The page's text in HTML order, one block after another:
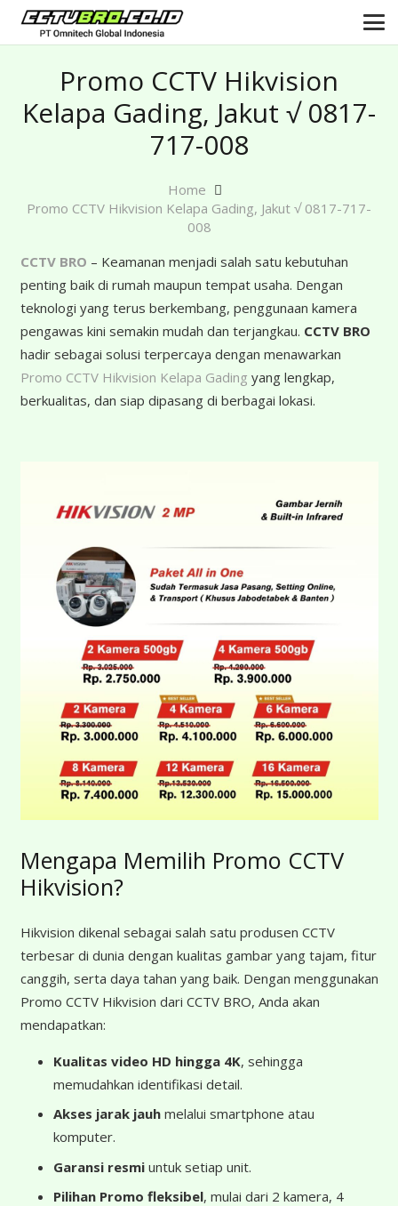
Promo CCTV Hikvision
Kelapa Gading, Jakut √ 0817-
717-008
Home
Promo CCTV Hikvision Kelapa Gading, Jakut √ 0817-717-
008
CCTV BRO – Keamanan menjadi salah satu kebutuhan
penting baik di rumah maupun tempat usaha. Dengan
teknologi yang terus berkembang, penggunaan kamera
pengawas kini semakin mudah dan terjangkau. CCTV BRO
hadir sebagai solusi terpercaya dengan menawarkan
Promo CCTV Hikvision Kelapa Gading yang lengkap,
berkualitas, dan siap dipasang di berbagai lokasi.
Mengapa Memilih Promo CCTV
Hikvision?
Hikvision dikenal sebagai salah satu produsen CCTV
terbesar di dunia dengan kualitas gambar yang tajam, fitur
canggih, serta daya tahan yang baik. Dengan menggunakan
Promo CCTV Hikvision dari CCTV BRO, Anda akan
mendapatkan:
Kualitas video HD hingga 4K, sehingga
memudahkan identifikasi detail.
Akses jarak jauh melalui smartphone atau
komputer.
Garansi resmi untuk setiap unit.
Pilihan Promo fleksibel, mulai dari 2 kamera, 4